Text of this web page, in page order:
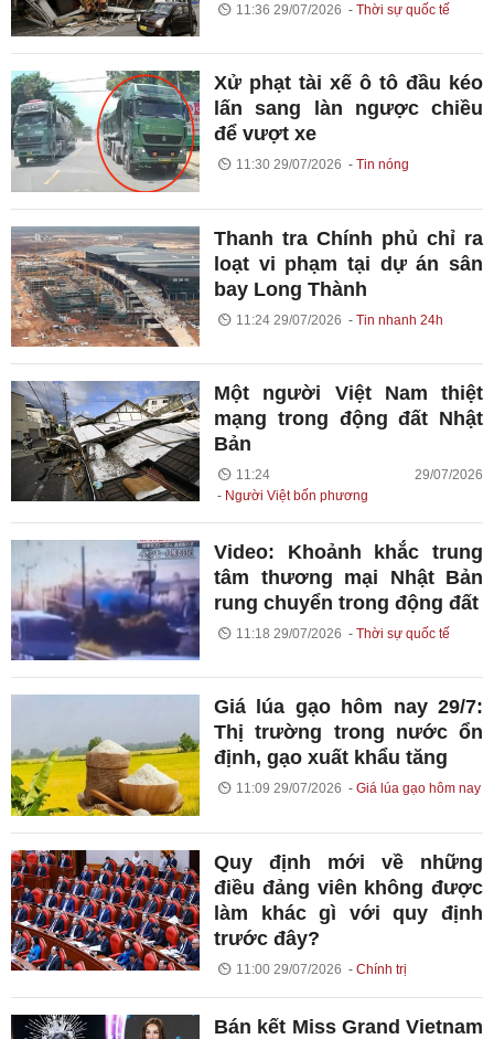
11:36 29/07/2026 Thời sự quốc tế
Xử phạt tài xế ô tô đầu kéo
lấn sang làn ngược chiều
để vượt xe
11:30 29/07/2026 Tin nóng
Thanh tra Chính phủ chỉ ra
loạt vi phạm tại dự án sân
bay Long Thành
11:24 29/07/2026 Tin nhanh 24h
Một người Việt Nam thiệt
mạng trong động đất Nhật
Bản
11:24 29/07/2026
Người Việt bốn phương
Video: Khoảnh khắc trung
tâm thương mại Nhật Bản
rung chuyển trong động đất
11:18 29/07/2026 Thời sự quốc tế
Giá lúa gạo hôm nay 29/7:
Thị trường trong nước ổn
định, gạo xuất khẩu tăng
11:09 29/07/2026 Giá lúa gạo hôm nay
Quy định mới về những
điều đảng viên không được
làm khác gì với quy định
trước đây?
11:00 29/07/2026 Chính trị
Bán kết Miss Grand Vietnam